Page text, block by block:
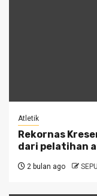
Atletik
Rekornas
dari pelatihan
2 bulan ago